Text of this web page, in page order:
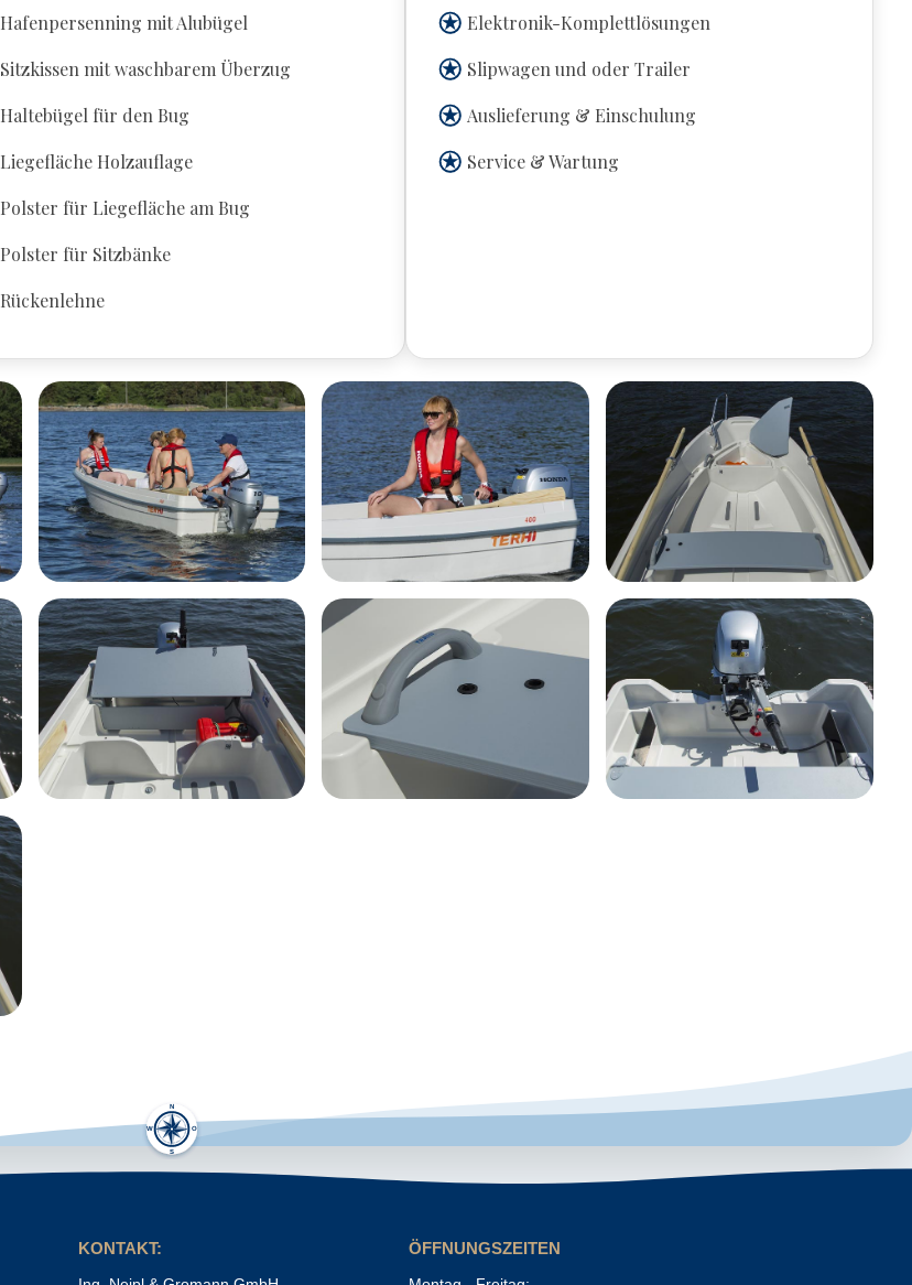
Hafenpersenning mit Alubügel
Sitzkissen mit waschbarem Überzug
Haltebügel für den Bug
Liegefläche Holzauflage
Polster für Liegefläche am Bug
Polster für Sitzbänke
Rückenlehne
Elektronik-Komplettlösungen
Slipwagen und oder Trailer
Auslieferung & Einschulung
Service & Wartung
KONTAKT: ÖFFNUNGSZEITEN